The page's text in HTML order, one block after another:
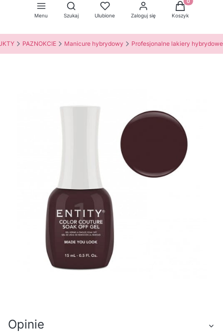
Menu
Otwórz wyszukiwarkę
Szukaj Ulubione Zaloguj się
Produkty w
Koszyk
PAZNOKCIE Manicure hybrydowy Profesjonalne lakiery hybrydowe
Opinie